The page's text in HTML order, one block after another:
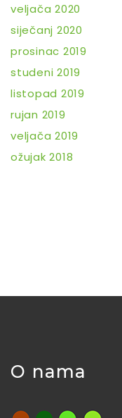
veljača 2020
siječanj 2020
prosinac 2019
studeni 2019
listopad 2019
rujan 2019
veljača 2019
ožujak 2018
O nama